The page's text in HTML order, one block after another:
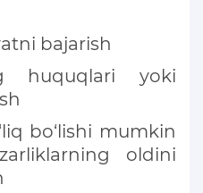
bajarish
huquqlari yoki
bo‘lishi mumkin
oldini